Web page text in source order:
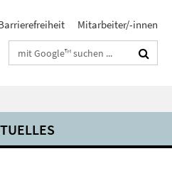
Mitarbeiter/-innen
Suchbegriffe